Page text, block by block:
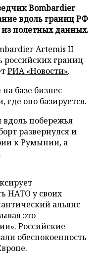
Bombardier
вдоль границ РФ
полетных данных.
Artemis II
российских границ
РИА «Новости».
базе бизнес-
оно базируется.
побережья
развернулся и
к Румынии, а
НАТО у своих
альянс
это
Российские
обеспокоенность